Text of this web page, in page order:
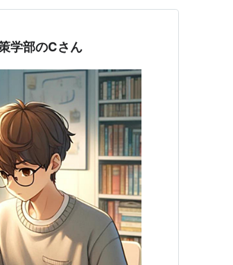
滅に繋がる現在の科学には科学者
新しい形而上学が期待
な研究方法が必要であり、
立された、通底の学問を目指して
既存の個別専門分野では解決不能
を持った人材の養成によって解決
はなく物事をTrance-disciplinaly
ところである
学部のCさん